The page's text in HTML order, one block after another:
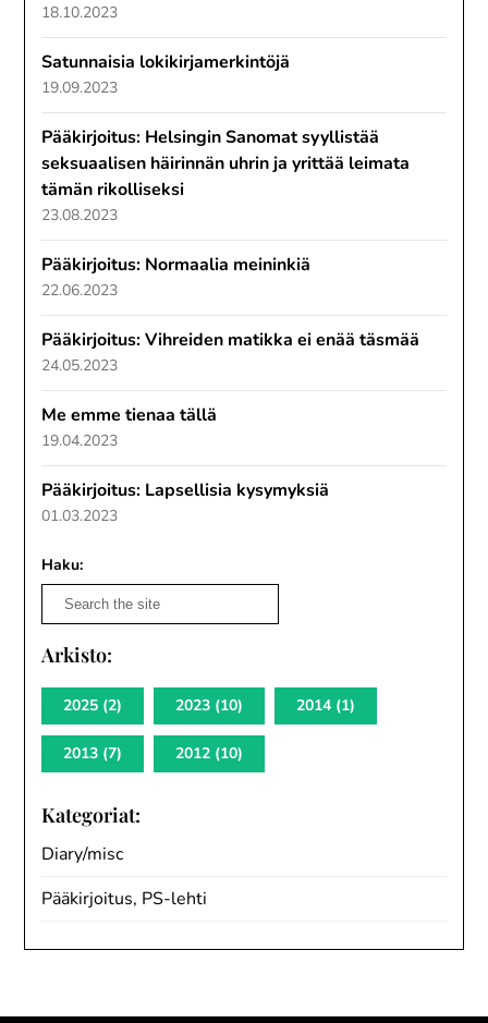
18.10.2023
Satunnaisia lokikirjamerkintöjä
19.09.2023
Pääkirjoitus: Helsingin Sanomat syyllistää
seksuaalisen häirinnän uhrin ja yrittää leimata
tämän rikolliseksi
23.08.2023
Pääkirjoitus: Normaalia meininkiä
22.06.2023
Pääkirjoitus: Vihreiden matikka ei enää täsmää
24.05.2023
Me emme tienaa tällä
19.04.2023
Pääkirjoitus: Lapsellisia kysymyksiä
01.03.2023
Haku:
Arkisto:
2025 (2) 2023 (10) 2014 (1)
2013 (7) 2012 (10)
Kategoriat:
Diary/misc
Pääkirjoitus, PS-lehti